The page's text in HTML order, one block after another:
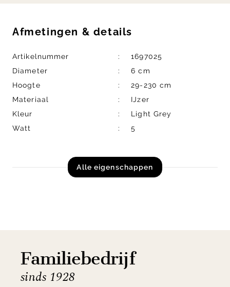
Afmetingen & details
Artikelnummer
1697025
Diameter
6 cm
Hoogte
29-230 cm
Materiaal
IJzer
Kleur
Light Grey
Watt
5
Alle eigenschappen
Familiebedrijf
sinds 1928